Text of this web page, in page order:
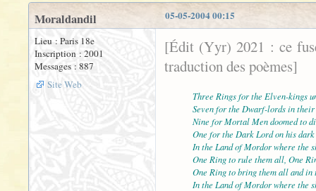
05-05-2004 00:15
Moraldandil
Lieu : Paris 18e
Inscription : 2001
Messages : 887
Site Web
[Édit (Yyr) 2021 : ce
traduction des poèmes]
Three Rings for the Elven-kings
Seven for the Dwarf-lords in
Nine for Mortal Men doomed to
One for the Dark Lord on his
In the Land of Mordor where the
One Ring to rule them all, One
One Ring to bring them all and in
In the Land of Mordor where the